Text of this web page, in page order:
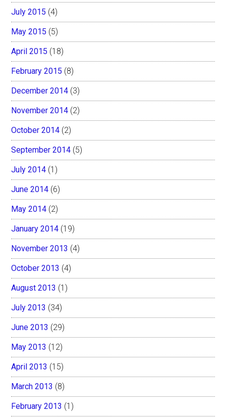
July 2015 (4)
May 2015 (5)
April 2015 (18)
February 2015 (8)
December 2014 (3)
November 2014 (2)
October 2014 (2)
September 2014 (5)
July 2014 (1)
June 2014 (6)
May 2014 (2)
January 2014 (19)
November 2013 (4)
October 2013 (4)
August 2013 (1)
July 2013 (34)
June 2013 (29)
May 2013 (12)
April 2013 (15)
March 2013 (8)
February 2013 (1)